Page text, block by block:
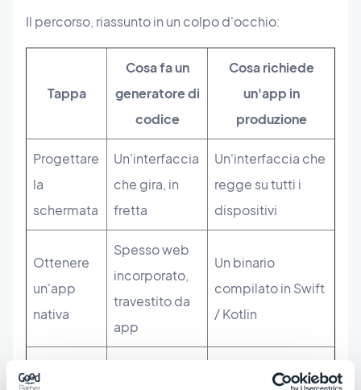
Il percorso, riassunto in un colpo d'occhio:
Tappa
Cosa fa un
generatore di
codice
Cosa richiede
un'app in
produzione
Progettare
la
schermata
Un'interfaccia
che gira, in
fretta
Un'interfaccia che
regge su tutti i
dispositivi
Ottenere
un'app
nativa
Spesso web
incorporato,
travestito da
app
Un binario
compilato in Swift
/ Kotlin